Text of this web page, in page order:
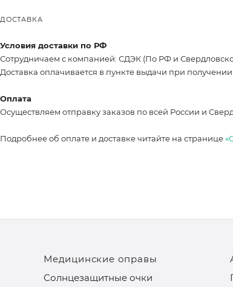
ДОСТАВКА
Условия доставки по РФ
Сотрудничаем с компанией: СДЭК (По РФ и
Доставка оплачивается в пункте выдачи при получении
Оплата
Осуществляем отправку заказов по всей России и
Подробнее об оплате и доставке читайте на странице
Медицинские оправы
Солнцезащитные очки